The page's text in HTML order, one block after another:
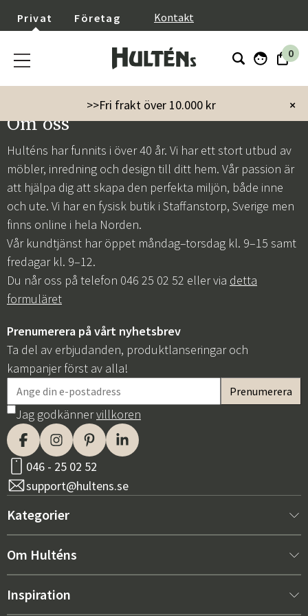
Sverige
Norge
Privat Företag Kontakt
0
×
>>Fri frakt över 10.000 kr
Om oss
Hulténs har funnits i över 40 år. Vi har ett stort utbud av
möbler, inredning och design till ditt hem. Vår passion är
att hjälpa dig att skapa den perfekta miljön, både inne
och ute. Vi har en fysisk butik i Staffanstorp, Sverige men
finns online i hela Norden.
Vår kundtjänst har öppet måndag–torsdag kl. 9–15 samt
fredagar kl. 9–12.
Du når oss på telefon 046 25 02 52 eller via detta
formuläret
Prenumerera på vårt nyhetsbrev
Ta del av erbjudanden, produktlanseringar och
kampanjer först av alla!
Jag godkännervillkoren
046 - 25 02 52
support@hultens.se
Kategorier
Nytt hos oss
Om Hulténs
Om Hulténs
Inspiration